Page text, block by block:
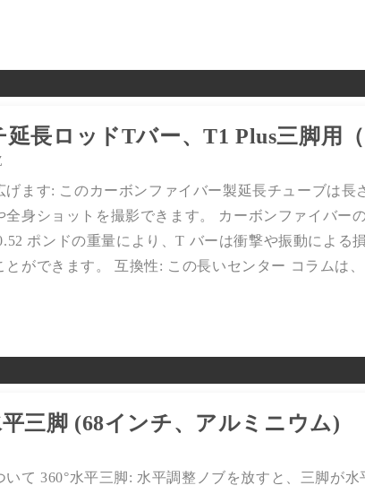
延長ロッドTバー、T1 Plus三脚用
げます: このカーボンファイバー製延長チューブは長
全身ショットを撮影できます。 カーボンファイバー
ポンドの重量により、T バーは衝撃や振動による
とができます。 互換性: この長いセンター コラムは
三脚 (68インチ、アルミニウム)
いて 360°水平三脚: 水平調整ノブを放すと、三脚が